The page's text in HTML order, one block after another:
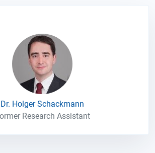
Dr. Holger Schackmann
Research Assistant